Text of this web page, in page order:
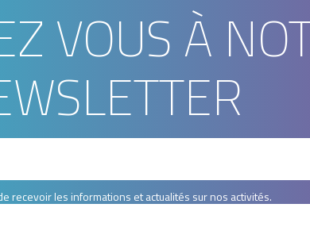
VOUS À
recevoir les informations et actualités sur nos activités.